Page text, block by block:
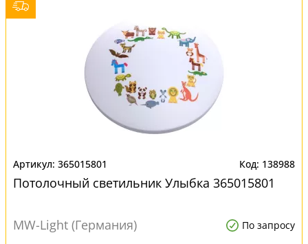
365015801 138988
Потолочный светильник Улыбка 365015801
MW-Light (Германия) По запросу